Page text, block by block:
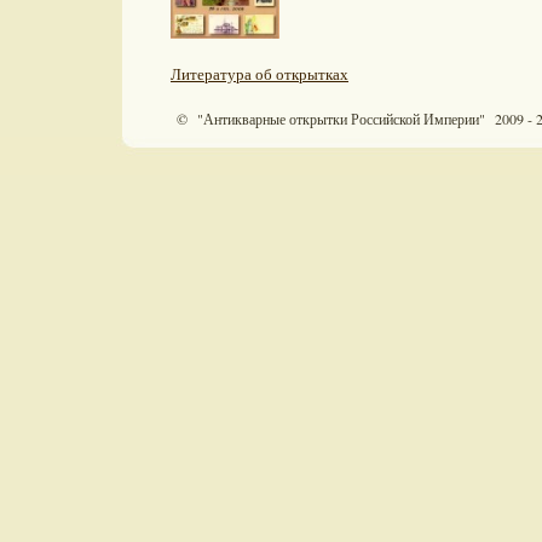
Литература об открытках
© "Антикварные открытки Российской Империи" 2009 -